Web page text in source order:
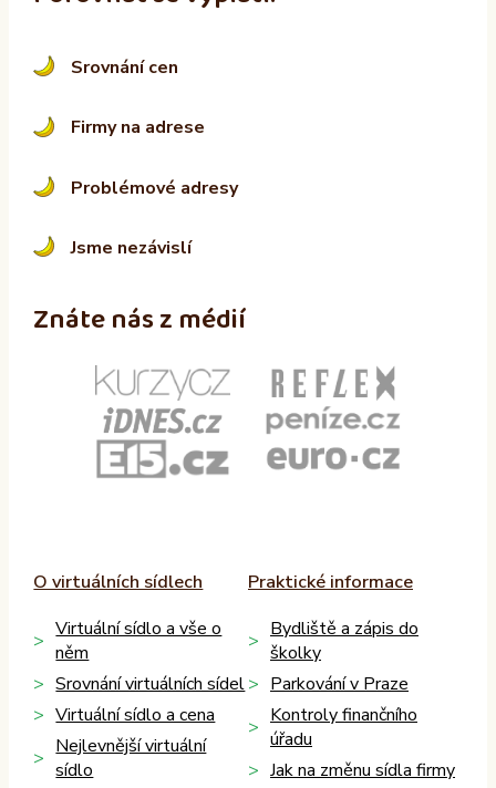
Srovnání cen
Firmy na adrese
Problémové adresy
Jsme nezávislí
Znáte nás z médií
O virtuálních sídlech
Virtuální sídlo a vše o
něm
Srovnání virtuálních sídel
Virtuální sídlo a cena
Nejlevnější virtuální
sídlo
Praktické informace
Bydliště a zápis do
školky
Parkování v Praze
Kontroly finančního
úřadu
Jak na změnu sídla firmy